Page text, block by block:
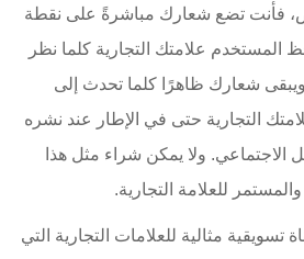
فأنت تضع شعارك مباشرةً على نقطة
المستخدم علامتك التجارية كلما نظر
شعارك ظاهرًا كلما تحدث إلى
التجارية حتى في الإطار عند نشره
الاجتماعي. ولا يمكن شراء مثل هذا
للعلامة التجارية.
تسويقية مثالية للعلامات التجارية التي